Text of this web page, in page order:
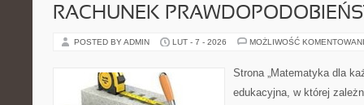
RACHUNEK
POSTED BY ADMIN LUT - 7 - 2026 MOŻLIWOŚĆ
Strona „Matematyka dla
edukacyjna, w której